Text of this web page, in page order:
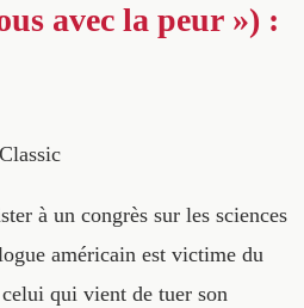
avec la peur ») :
à un congrès sur les sciences
américain est victime du
qui vient de tuer son